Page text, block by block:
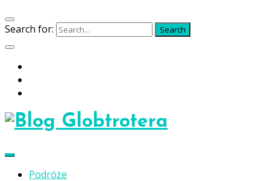
Search for: Search
Podróże